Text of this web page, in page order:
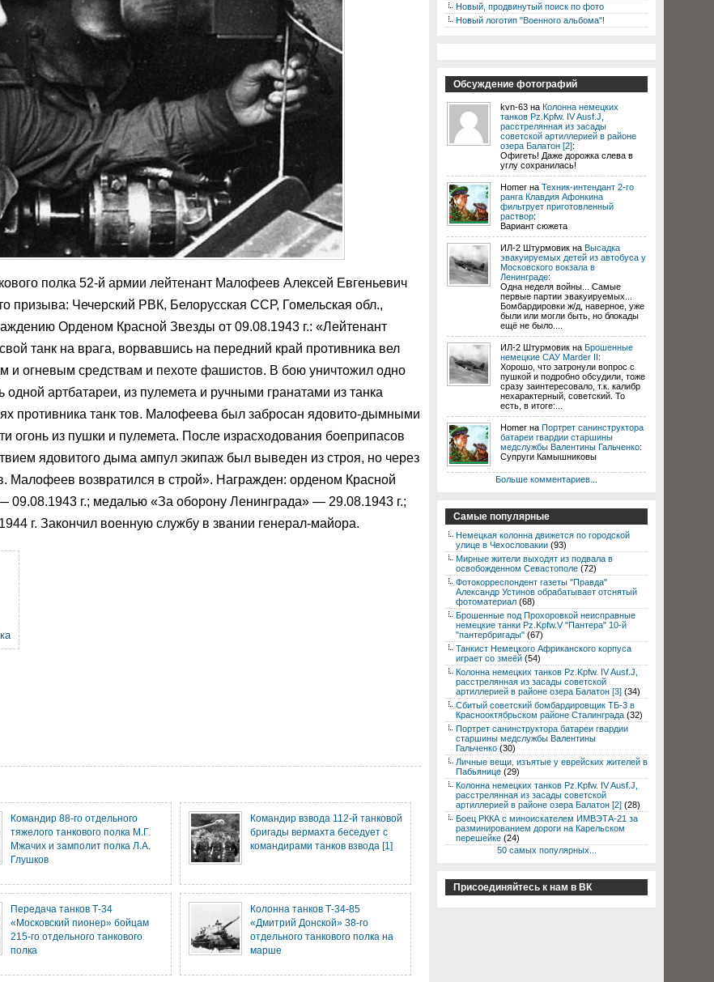
полка 52-й армии лейтенант Малофеев Алексей Евгеньевич
призыва: Чечерский РВК, Белорусская ССР, Гомельская обл.,
Орденом Красной Звезды от 09.08.1943 г.: «Лейтенант
танк на врага, ворвавшись на передний край противника вел
и огневым средствам и пехоте фашистов. В бою уничтожил одно
артбатареи, из пулемета и ручными гранатами из танка
противника танк тов. Малофеева был забросан ядовито-дымными
огонь из пушки и пулемета. После израсходования боеприпасов
ядовитого дыма ампул экипаж был выведен из строя, но через
Малофеев возвратился в строй». Награжден: орденом Красной
г.; медалью «За оборону Ленинграда» — 29.08.1943 г.;
г. Закончил военную службу в звании генерал-майора.
Командир 88-го отдельного
тяжелого танкового полка М.Г.
Мжачих и замполит полка Л.А.
Глушков
Командир взвода 112-й танковой
бригады вермахта беседует с
командирами танков взвода [1]
Передача танков Т-34
«Московский пионер» бойцам
215-го отдельного танкового
полка
Колонна танков Т-34-85
«Дмитрий Донской» 38-го
отдельного танкового полка на
марше
Новый, продвинутый поиск по фото
Новый логотип "Военного альбома"!
Обсуждение фотографий
kvn-63 на Колонна немецких
танков Pz.Kpfw. IV Ausf.J,
расстрелянная из засады
советской артиллерией в районе
озера Балатон [2]:
Офигеть! Даже дорожка слева в
углу сохранилась!
Homer на Техник-интендант 2-го
ранга Клавдия Афонкина
фильтрует приготовленный
раствор:
Вариант сюжета
ИЛ-2 Штурмовик на Высадка
эвакуируемых детей из автобуса у
Московского вокзала в
Ленинграде:
Одна неделя войны... Самые
первые партии эвакуируемых...
Бомбардировки ж/д, наверное, уже
были или могли быть, но блокады
ещё не было....
ИЛ-2 Штурмовик на Брошенные
немецкие САУ Marder II:
Хорошо, что затронули вопрос с
пушкой и подробно обсудили, тоже
сразу заинтересовало, т.к. калибр
нехарактерный, советский. То
есть, в итоге:...
Homer на Портрет санинструктора
батареи гвардии старшины
медслужбы Валентины Гальченко:
Супруги Камышниковы
Больше комментариев...
Самые популярные
Немецкая колонна движется по городской
улице в Чехословакии (93)
Мирные жители выходят из подвала в
освобожденном Севастополе (72)
Фотокорреспондент газеты "Правда"
Александр Устинов обрабатывает отснятый
фотоматериал (68)
Брошенные под Прохоровкой неисправные
немецкие танки Pz.Kpfw.V "Пантера" 10-й
"пантербригады" (67)
Танкист Немецкого Африканского корпуса
играет со змеёй (54)
Колонна немецких танков Pz.Kpfw. IV Ausf.J,
расстрелянная из засады советской
артиллерией в районе озера Балатон [3] (34)
Сбитый советский бомбардировщик ТБ-3 в
Краснооктябрьском районе Сталинграда (32)
Портрет санинструктора батареи гвардии
старшины медслужбы Валентины
Гальченко (30)
Личные вещи, изъятые у еврейских жителей в
Пабьянице (29)
Колонна немецких танков Pz.Kpfw. IV Ausf.J,
расстрелянная из засады советской
артиллерией в районе озера Балатон [2] (28)
Боец РККА с миноискателем ИМВЭТА-21 за
разминированием дороги на Карельском
перешейке (24)
50 самых популярных...
Присоединяйтесь к нам в ВК